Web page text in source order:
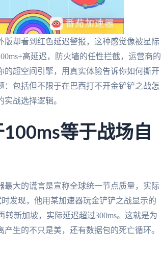
却看到红色延迟警报，这种感觉像被星际
高延迟，防火墙的任性拦截，运营商的
超空间引擎，用真实体验告诉你如何撕开
包括但不限于在巴西打不开金铲铲之战怎
战选择逻辑。
等于战场自
大的谎言是宣称全球统一节点质量，实际
发现，他用某加速器玩金铲铲之战显示的
新加坡，实际延迟超过300ms。这就是为
生的不只是美，还有数据包的死亡循环。